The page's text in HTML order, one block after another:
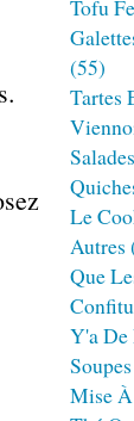
Tofu
(55)
Tartes
Salades
Le
Autres
Que
Y'a De
Soupes
Mise